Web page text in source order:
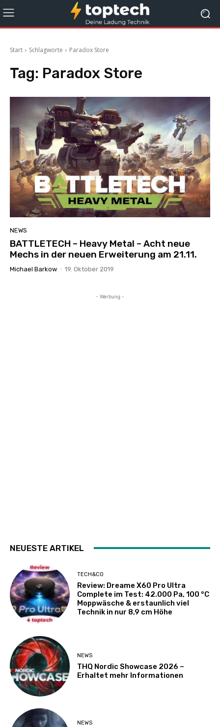
Start Schlagworte Paradox Store
Tag: Paradox Store
NEWS
BATTLETECH – Heavy Metal – Acht neue
Mechs in der neuen Erweiterung am 21.11.
Michael Barkow - 19. Oktober 2019
- Werbung -
NEUESTE ARTIKEL
TECH&CO
Review: Dreame X60 Pro Ultra
Complete im Test: 42.000 Pa, 100 °C
Moppwäsche & erstaunlich viel
Technik in nur 8,9 cm Höhe
NEWS
THQ Nordic Showcase 2026 –
Erhaltet mehr Informationen
NEWS